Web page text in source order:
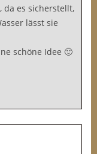
da es sicherstellt,
lässt sie
schöne Idee 🙂